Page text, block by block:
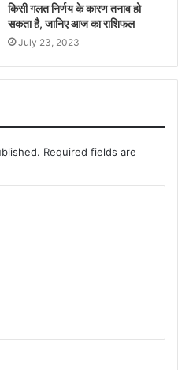
किसी गलत निर्णय के कारण तनाव हो
सकता है, जानिए आज का राशिफल
July 23, 2023
Required fields are